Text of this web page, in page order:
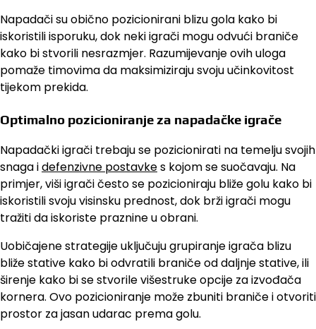
Napadači su obično pozicionirani blizu gola kako bi
iskoristili isporuku, dok neki igrači mogu odvući braniče
kako bi stvorili nesrazmjer. Razumijevanje ovih uloga
pomaže timovima da maksimiziraju svoju učinkovitost
tijekom prekida.
Optimalno pozicioniranje za napadačke igrače
Napadački igrači trebaju se pozicionirati na temelju svojih
snaga idefenzivne postavkes kojom se suočavaju. Na
primjer, viši igrači često se pozicioniraju bliže golu kako bi
iskoristili svoju visinsku prednost, dok brži igrači mogu
tražiti da iskoriste praznine u obrani.
Uobičajene strategije uključuju grupiranje igrača blizu
bliže stative kako bi odvratili braniče od daljnje stative, ili
širenje kako bi se stvorile višestruke opcije za izvođača
kornera. Ovo pozicioniranje može zbuniti braniče i otvoriti
prostor za jasan udarac prema golu.